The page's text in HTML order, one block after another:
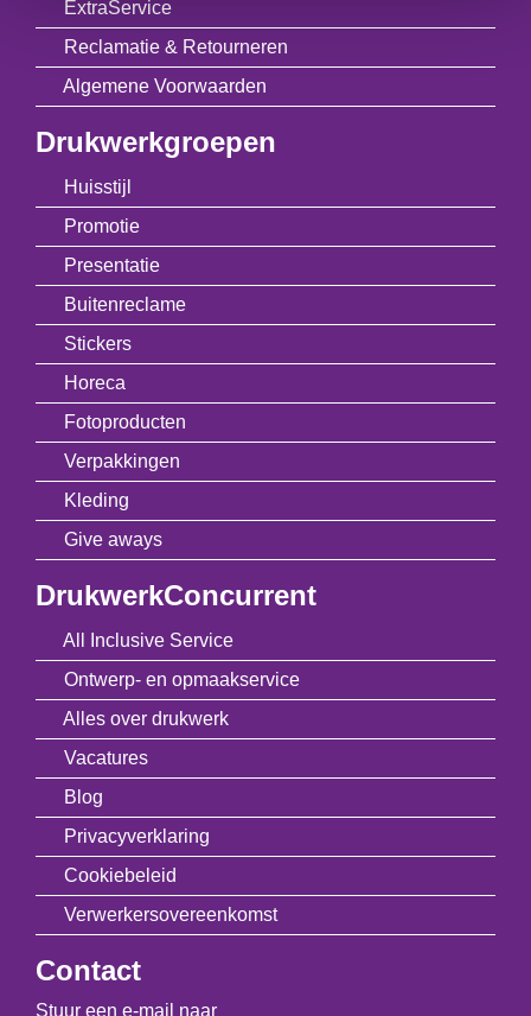
ExtraService
Reclamatie & Retourneren
Algemene Voorwaarden
Drukwerkgroepen
Huisstijl
Promotie
Presentatie
Buitenreclame
Stickers
Horeca
Fotoproducten
Verpakkingen
Kleding
Give aways
DrukwerkConcurrent
All Inclusive Service
Ontwerp- en opmaakservice
Alles over drukwerk
Vacatures
Blog
Privacyverklaring
Cookiebeleid
Verwerkersovereenkomst
Contact
Stuur een e-mail naar